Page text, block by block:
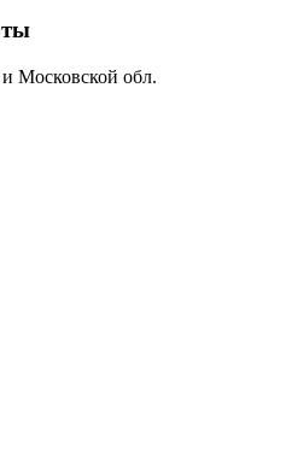
Московской обл.